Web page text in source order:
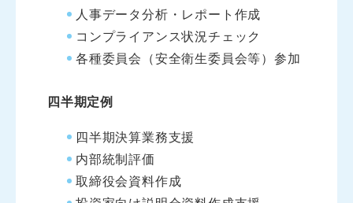
人事データ分析・レポート作成
コンプライアンス状況チェック
各種委員会（安全衛生委員会等）参加
四半期定例
四半期決算業務支援
内部統制評価
取締役会資料作成